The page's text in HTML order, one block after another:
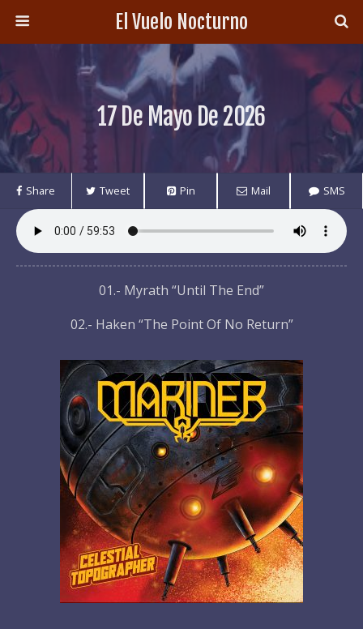
El Vuelo Nocturno
17 De Mayo De 2026
Share Tweet Pin Mail SMS
01.- Myrath “Until The End”
02.- Haken “The Point Of No Return”